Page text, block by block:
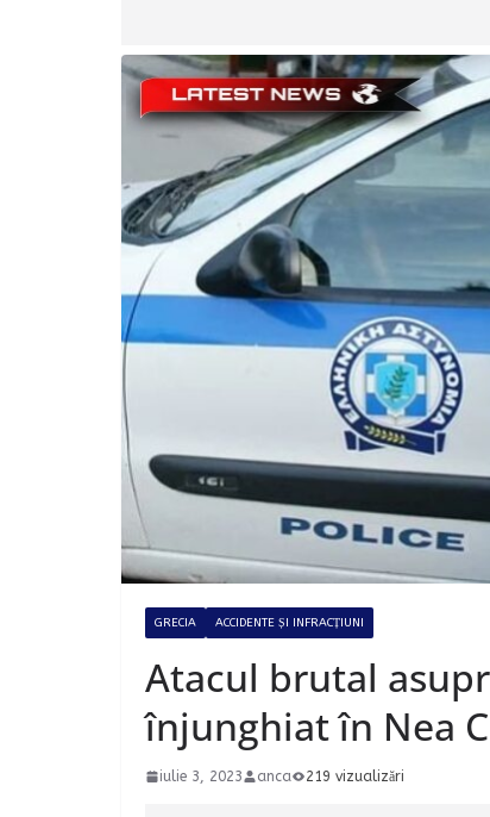
GRECIA ACCIDENTE ȘI INFRACȚIUNI
Atacul brutal
înjunghiat în Nea
iulie 3, 2023 anca 219 vizualizări